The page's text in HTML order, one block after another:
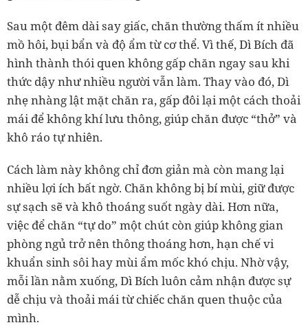
Sau một đêm dài say giấc, chăn thường thấm ít nhiều
mồ hôi, bụi bẩn và độ ẩm từ cơ thể. Vì thế, Dì Bích đã
hình thành thói quen không gấp chăn ngay sau khi
thức dậy như nhiều người vẫn làm. Thay vào đó, Dì
nhẹ nhàng lật mặt chăn ra, gấp đôi lại một cách thoải
mái để không khí lưu thông, giúp chăn được “thở” và
khô ráo tự nhiên.
Cách làm này không chỉ đơn giản mà còn mang lại
nhiều lợi ích bất ngờ. Chăn không bị bí mùi, giữ được
sự sạch sẽ và khô thoáng suốt ngày dài. Hơn nữa,
việc để chăn “tự do” một chút còn giúp không gian
phòng ngủ trở nên thông thoáng hơn, hạn chế vi
khuẩn sinh sôi hay mùi ẩm mốc khó chịu. Nhờ vậy,
mỗi lần nằm xuống, Dì Bích luôn cảm nhận được sự
dễ chịu và thoải mái từ chiếc chăn quen thuộc của
mình.